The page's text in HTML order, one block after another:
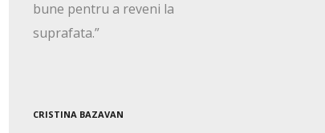
bune pentru a reveni la
suprafata.”
CRISTINA BAZAVAN